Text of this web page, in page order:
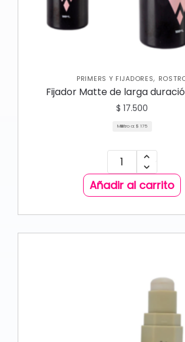
PRIMERS Y FIJADORES,
Fijador Matte de larga
$ 17.500
Mililitro a: $ 175
Añadir al carrito